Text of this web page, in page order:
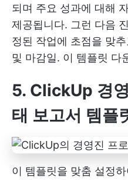
되며 주요 성과에 대해
제공됩니다. 그런 다음
정된 작업에 초점을 맞
및 마감일. 이 템플릿 다
5. ClickUp 경
태 보고서 템플
이 템플릿을 맞춤 설정